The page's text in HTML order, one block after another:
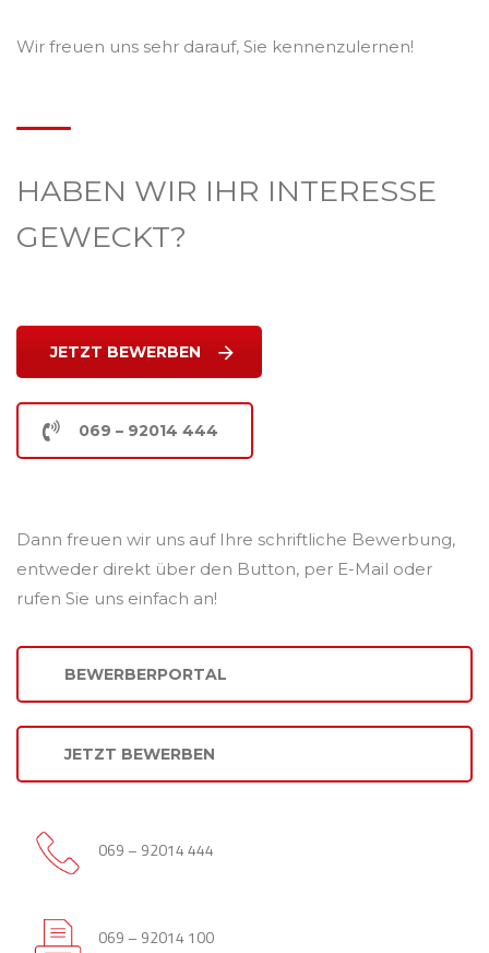
Wir freuen uns sehr darauf, Sie kennenzulernen!
HABEN WIR IHR INTERESSE
GEWECKT?
JETZT BEWERBEN
069 – 92014 444
Dann freuen wir uns auf Ihre schriftliche Bewerbung,
entweder direkt über den Button, per E-Mail oder
rufen Sie uns einfach an!
BEWERBERPORTAL
JETZT BEWERBEN
069 – 92014 444
069 – 92014 100